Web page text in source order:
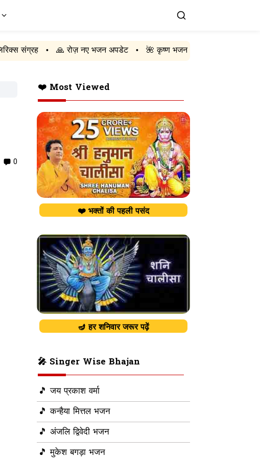
🙏 रोज़ नए भजन अपडेट • 🌺 कृष्ण भजन • 🚩 राम भजन
0
❤️ Most Viewed
❤️ भक्तों की पहली पसंद
🪔 हर शनिवार जरूर पढ़ें
🎤 Singer Wise Bhajan
🎵 जय प्रकाश वर्मा
🎵 कन्हैया मित्तल भजन
🎵 अंजलि द्विवेदी भजन
🎵 मुकेश बगड़ा भजन